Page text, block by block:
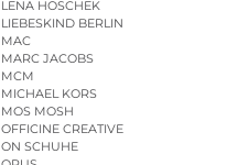
LENA HOSCHEK
LIEBESKIND BERLIN
MAC
MARC JACOBS
MCM
MICHAEL KORS
MOS MOSH
OFFICINE CREATIVE
ON SCHUHE